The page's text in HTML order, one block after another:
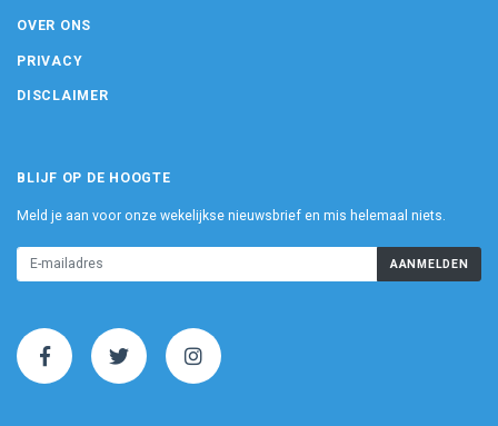
OVER ONS
PRIVACY
DISCLAIMER
BLIJF OP DE HOOGTE
Meld je aan voor onze wekelijkse nieuwsbrief en mis helemaal niets.
AANMELDEN